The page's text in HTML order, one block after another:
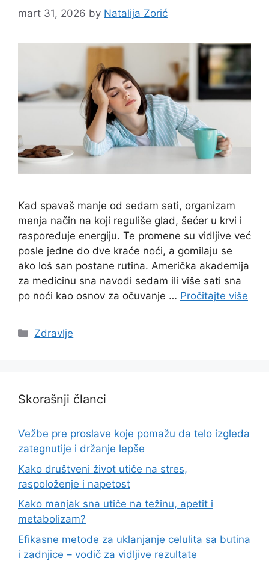
mart 31, 2026 by Natalija Zorić
Kad spavaš manje od sedam sati, organizam
menja način na koji reguliše glad, šećer u krvi i
raspoređuje energiju. Te promene su vidljive već
posle jedne do dve kraće noći, a gomilaju se
ako loš san postane rutina. Američka akademija
za medicinu sna navodi sedam ili više sati sna
po noći kao osnov za očuvanje … Pročitajte više
Categories
Zdravlje
Skorašnji članci
Vežbe pre proslave koje pomažu da telo izgleda
zategnutije i držanje lepše
Kako društveni život utiče na stres,
raspoloženje i napetost
Kako manjak sna utiče na težinu, apetit i
metabolizam?
Efikasne metode za uklanjanje celulita sa butina
i zadnjice – vodič za vidljive rezultate